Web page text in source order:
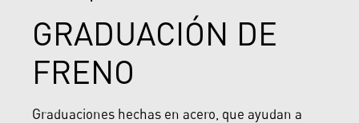
GRADUACIÓN DE
FRENO
Graduaciones hechas en acero, que ayudan a